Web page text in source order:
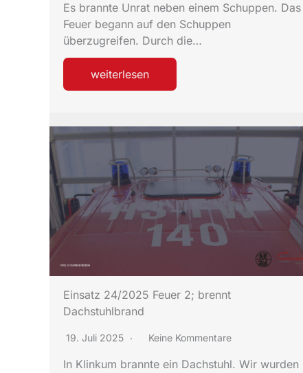
Es brannte Unrat neben einem Schuppen. Das
Feuer begann auf den Schuppen
überzugreifen. Durch die…
weiterlesen
Einsatz 24/2025 Feuer 2; brennt
Dachstuhlbrand
19. Juli 2025 Keine Kommentare
In Klinkum brannte ein Dachstuhl. Wir wurden